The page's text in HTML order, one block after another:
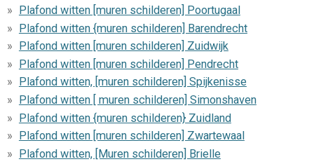
Plafond witten [muren schilderen] Poortugaal
Plafond witten {muren schilderen] Barendrecht
Plafond witten [muren schilderen] Zuidwijk
Plafond witten [muren schilderen] Pendrecht
Plafond witten, [muren schilderen] Spijkenisse
Plafond witten [ muren schilderen] Simonshaven
Plafond witten {muren schilderen} Zuidland
Plafond witten [muren schilderen] Zwartewaal
Plafond witten, [Muren schilderen] Brielle